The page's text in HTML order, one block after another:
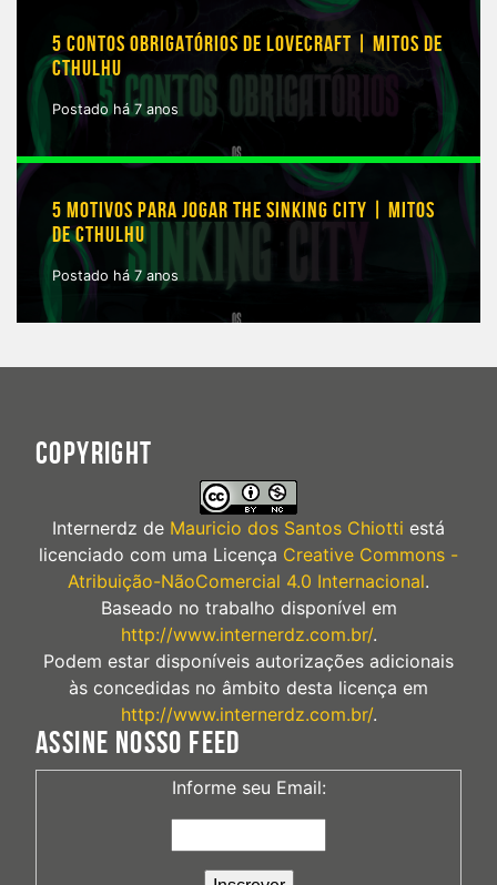
5 CONTOS OBRIGATÓRIOS DE LOVECRAFT | MITOS DE
CTHULHU
Postado há 7 anos
5 MOTIVOS PARA JOGAR THE SINKING CITY | MITOS
DE CTHULHU
Postado há 7 anos
COPYRIGHT
Internerdz de Mauricio dos Santos Chiotti está
licenciado com uma Licença Creative Commons -
Atribuição-NãoComercial 4.0 Internacional.
Baseado no trabalho disponível em
http://www.internerdz.com.br/.
Podem estar disponíveis autorizações adicionais
às concedidas no âmbito desta licença em
http://www.internerdz.com.br/.
ASSINE NOSSO FEED
Informe seu Email: